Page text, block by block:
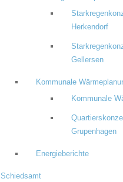
Herkendorf
Gellersen
Kommunale
Kommunale
Grupenhagen
Energieberichte
Schiedsamt